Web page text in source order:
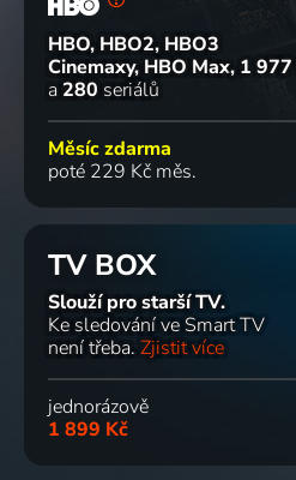
HBO, HBO2, HBO3
Cinemaxy, HBO Max 1 977
a 280 seriálů
Měsíc zdarma
poté 229 Kč měs.
TV BOX
Slouží pro starší TV.
Ke sledování ve Smart TV
není třeba. Zjistit více
jednorázově
1 899 Kč